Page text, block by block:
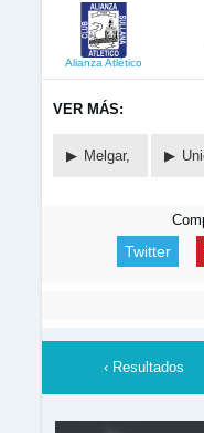
Alianza Atlético
VER MÁS:
Melgar,
Twitter
‹ Resultados